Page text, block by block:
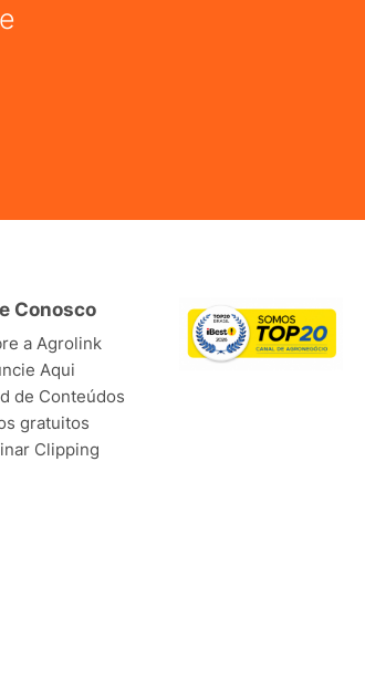
Conosco
a Agrolink
Aqui
de Conteúdos
gratuitos
Clipping